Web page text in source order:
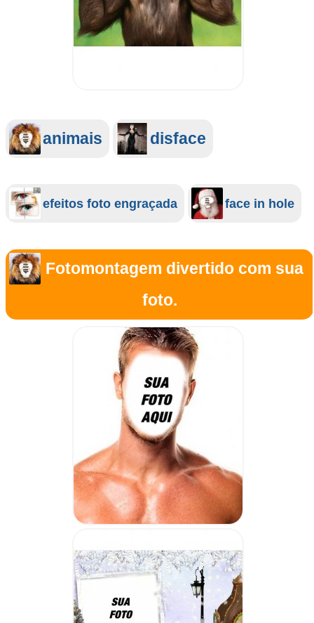
animais disface
efeitos foto engraçada face in hole
Fotomontagem divertido com sua
foto.